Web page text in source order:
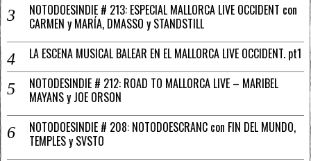
NOTODOESINDIE # 213: ESPECIAL MALLORCA LIVE OCCIDENT con
CARMEN y MARÍA, DMASSO y STANDSTILL
LA ESCENA MUSICAL BALEAR EN EL MALLORCA LIVE OCCIDENT. pt1
NOTODESINDIE # 212: ROAD TO MALLORCA LIVE – MARIBEL
MAYANS y JOE ORSON
NOTODOESINDIE # 208: NOTODOESCRANC con FIN DEL MUNDO,
TEMPLES y SVSTO